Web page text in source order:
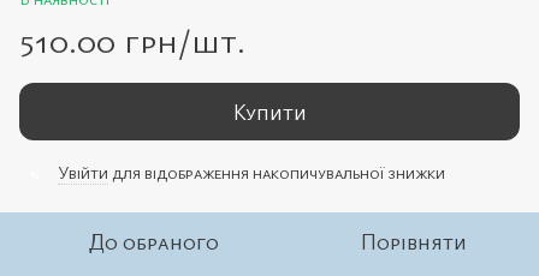
510.00 грн/шт.
Купити
Увійти для відображення накопичувальної знижки
До обраного Порівняти